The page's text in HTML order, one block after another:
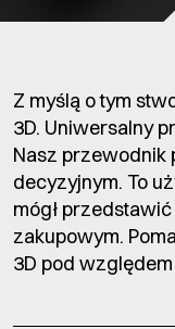
Z myślą o tym
3D. Uniwersalny
Nasz przewodnik
decyzyjnym. To
mógł
zakupowym.
3D pod